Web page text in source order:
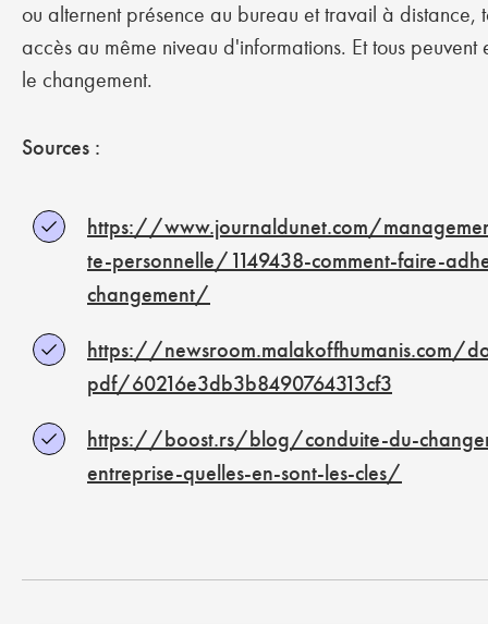
ou alternent présence au bureau et travail à distance,
accès au même niveau d'informations. Et tous peuvent
le changement.
Sources :
https://www.journaldunet.com/
te-personnelle/1149438-comment-faire-
changement/
https://newsroom.malakoffhumanis.com/
pdf/60216e3db3b8490764313cf3
https://boost.rs/blog/conduite-du-
entreprise-quelles-en-sont-les-cles/